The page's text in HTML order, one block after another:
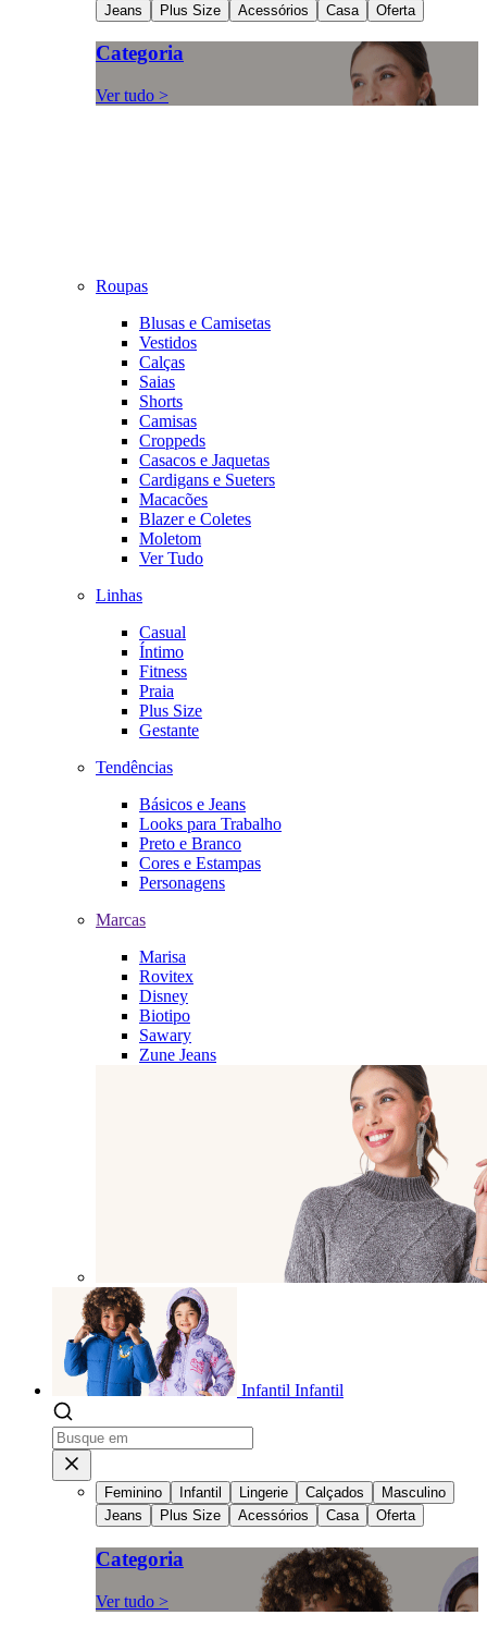
Jeans
Plus Size Acessórios Casa Oferta
Categoria
Ver tudo >
Roupas
Blusas e Camisetas
Vestidos
Calças
Saias
Shorts
Camisas
Croppeds
Casacos e Jaquetas
Cardigans e Sueters
Macacões
Blazer e Coletes
Moletom
Ver Tudo
Linhas
Casual
Íntimo
Fitness
Praia
Plus Size
Gestante
Tendências
Básicos e Jeans
Looks para Trabalho
Preto e Branco
Cores e Estampas
Personagens
Marcas
Marisa
Rovitex
Disney
Biotipo
Sawary
Zune Jeans
Infantil Infantil
Feminino Infantil Lingerie Calçados
Masculino
Jeans
Plus Size Acessórios Casa Oferta
Categoria
Ver tudo >